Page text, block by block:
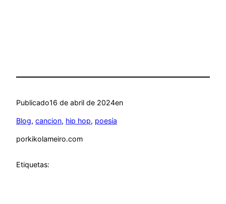
Publicado16 de abril de 2024en
Blog, cancion, hip hop, poesía
porkikolameiro.com
Etiquetas: